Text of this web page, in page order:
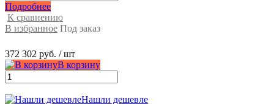
Подробнее
К сравнению
В избранное Под заказ
372 302 руб. / шт
В корзину
Нашли дешевле